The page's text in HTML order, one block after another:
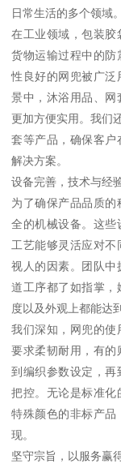
日常生活的多个领域。
在工业领域，包装胶
货物运输过程中的防
性良好的网兜被广泛
景中，沐浴用品、网
更加方便实用。我们
套等产品，确保客户
解决方案。
设备完善，技术与经
为了确保产品品质
全的机械设备。这些
工艺能够灵活应对不
视人的因素。团队中
道工序都了如指掌，
度以及外观上都能达
我们深知，网兜的使
要求柔韧耐用，有的
到编织参数设定，再
把控。无论是标准化
特殊颜色的非标产品
现。
坚守宗旨，以服务赢